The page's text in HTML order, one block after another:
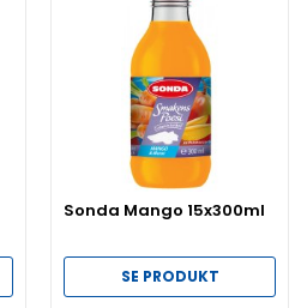
Sonda Mango 15x300ml
SE PRODUKT